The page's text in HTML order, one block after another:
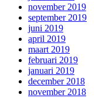
november 2019
september 2019
juni 2019
april 2019
maart 2019
februari 2019
januari 2019
december 2018
november 2018